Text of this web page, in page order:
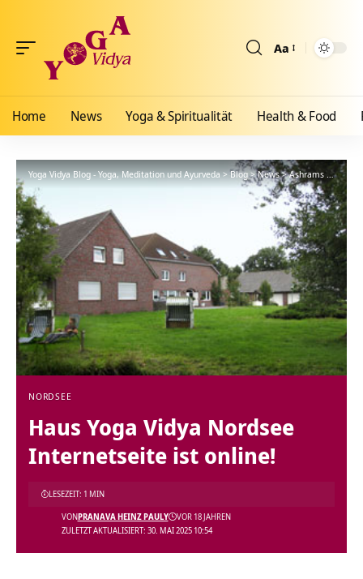
Aa
Home News Yoga & Spiritualität Health & Food
Yoga Vidya Blog - Yoga, Meditation und Ayurveda>Blog>News>Ashrams
NORDSEE
Haus Yoga Vidya Nordsee
Internetseite ist online!
ZULETZT AKTUALISIERT: 30. MAI 2025 10:54
VONPRANAVA HEINZ PAULY VOR 18 JAHREN
LESEZEIT: 1 MIN